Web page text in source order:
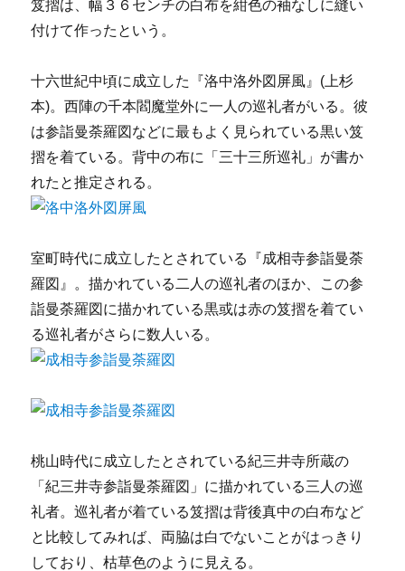
笈摺は、幅３６センチの白布を紺色の袖なしに縫い
付けて作ったという。
十六世紀中頃に成立した『洛中洛外図屏風』(上杉
本)。西陣の千本閻魔堂外に一人の巡礼者がいる。彼
は参詣曼荼羅図などに最もよく見られている黒い笈
摺を着ている。背中の布に「三十三所巡礼」が書か
れたと推定される。
室町時代に成立したとされている『成相寺参詣曼荼
羅図』。描かれている二人の巡礼者のほか、この参
詣曼荼羅図に描かれている黒或は赤の笈摺を着てい
る巡礼者がさらに数人いる。
桃山時代に成立したとされている紀三井寺所蔵の
「紀三井寺参詣曼荼羅図」に描かれている三人の巡
礼者。巡礼者が着ている笈摺は背後真中の白布など
と比較してみれば、両脇は白でないことがはっきり
しており、枯草色のように見える。